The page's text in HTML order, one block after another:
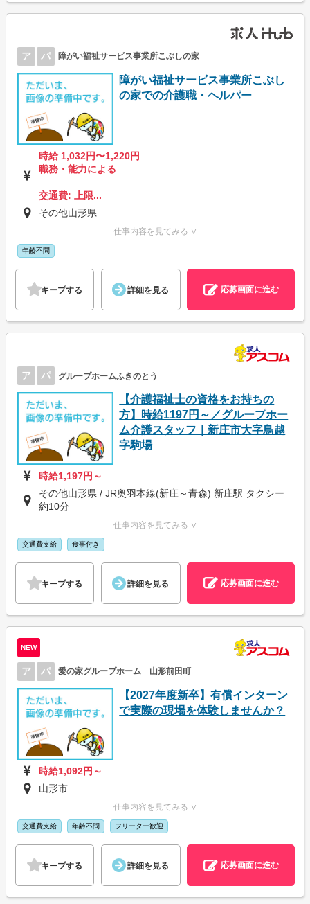
ア パ 障がい福祉サービス事業所こぶしの家
障がい福祉サービス事業所こぶし
の家での介護職・ヘルパー
時給 1,032円〜1,220円
職務・能力による
交通費: 上限...
その他山形県
仕事内容を見てみる ∨
年齢不問
キープする 詳細を見る 応募画面に進む
ア パ グループホームふきのとう
【介護福祉士の資格をお持ちの
方】時給1197円～／グループホー
ム介護スタッフ｜新庄市大字鳥越
字駒場
時給1,197円～
その他山形県 / JR奥羽本線(新庄～青森) 新庄駅 タクシー
約10分
仕事内容を見てみる ∨
交通費支給 食事付き
キープする 詳細を見る 応募画面に進む
NEW
ア パ 愛の家グループホーム 山形前田町
【2027年度新卒】有償インターン
で実際の現場を体験しませんか？
時給1,092円～
山形市
仕事内容を見てみる ∨
交通費支給 年齢不問 フリーター歓迎
キープする 詳細を見る 応募画面に進む